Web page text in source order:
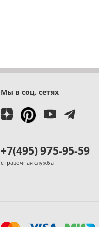
Мы в соц. сетях
+7(495) 975-95-59
справочная служба